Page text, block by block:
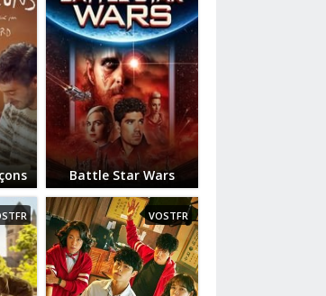
Battle Star Wars
VOSTFR